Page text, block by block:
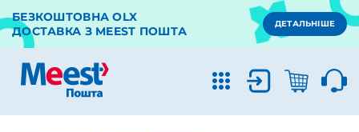
БЕЗКОШТОВНА OLX
ДОСТАВКА З MEEST ПОШТА
ДЕТАЛЬНІШЕ